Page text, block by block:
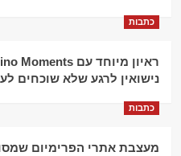
כתבות
נישואין לרגע שלא שוכחים
כתבות
מעצבת אתרי הפרימיום